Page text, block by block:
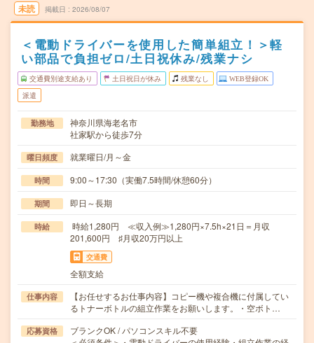
未読 掲載日 2026/08/07
＜電動ドライバーを使用した簡単組立！＞軽
い部品で負担ゼロ/土日祝休み/残業ナシ
交通費別途支給あり 土日祝日が休み 残業なし WEB登録OK
派遣
勤務地
神奈川県海老名市
社家駅から徒歩7分
曜日頻度 就業曜日/月～金
時間 9:00～17:30（実働7.5時間/休憩60分）
期間 即日～長期
時給
時給1,280円 ≪収入例≫1,280円×7.5h×21日＝月収
201,600円 ♯月収20万円以上
交通費
全額支給
仕事内容
【お任せするお仕事内容】コピー機や複合機に付属してい
るトナーボトルの組立作業をお願いします。・空ボト…
応募資格
ブランクOK / パソコンスキル不要